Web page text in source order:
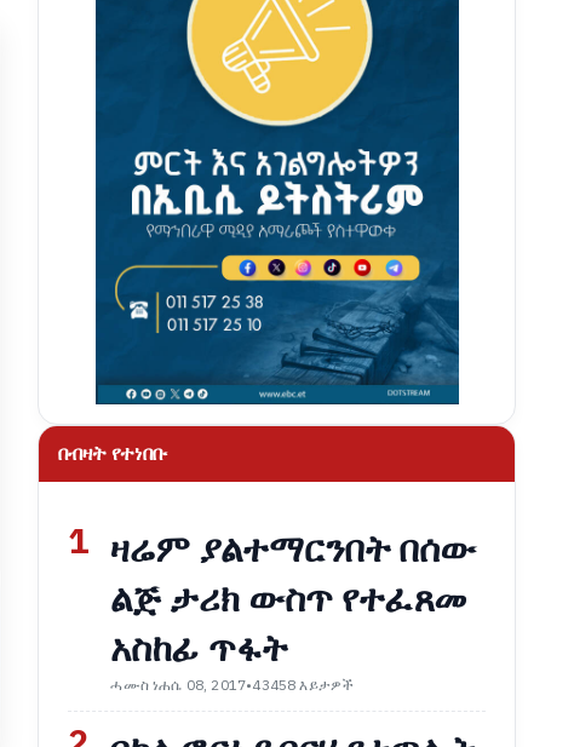
በብዛት የተነበቡ
1 ዛሬም ያልተማርንበት በሰው
ልጅ ታሪክ ውስጥ የተፈጸመ
አስከፊ ጥፋት
ሓሙስ ነሐሴ 08, 2017•43458 እይታዎች